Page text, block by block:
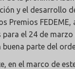
y el desarrollo
Premios FEDEME,
para el 24 de marzo
buena parte del
en el marco de